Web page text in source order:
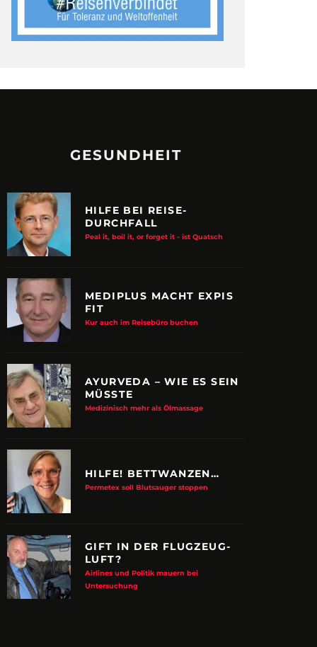
MACHER
System werden Reisen sicherer
ZUPANCIC
GESUNDHEIT
HILFE BEI REISE-
DURCHFALL
Peal it, boil it, or forget it - ist Quatsch
MEDIPLUS MACHT EXPIS
FIT
Kur auch im Reisebüro buchen
AYURVEDA – WIE ES SEIN
MÜSSTE
Medizinisch mehr als Ölmassage
HILFE! BETTWANZEN…
Permetex soll Blutsauger stoppen
GIFT IN DER FLUGZEUG-
LUFT?
Airlines und Politik mauern bei
Untersuchung